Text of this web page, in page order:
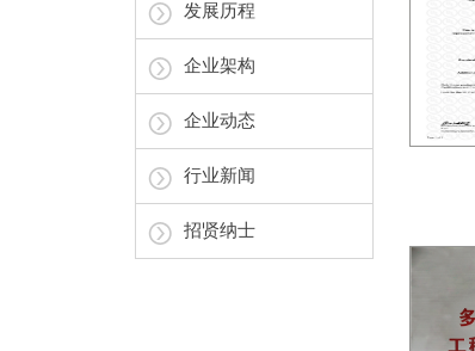
发展历程
企业架构
企业动态
行业新闻
招贤纳士